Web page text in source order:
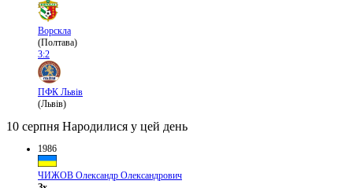
Ворскла
(Полтава)
3:2
ПФК Львів
(Львів)
10 серпня Народилися у цей день
1986
ЧИЖОВ Олександр Олександрович